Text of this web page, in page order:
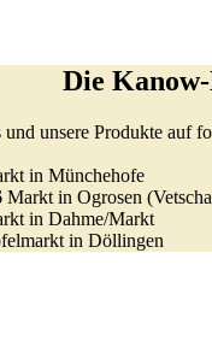
Die
und unsere Produkte auf
in Münchehofe
Markt in Ogrosen
in Dahme/Markt
in Döllingen